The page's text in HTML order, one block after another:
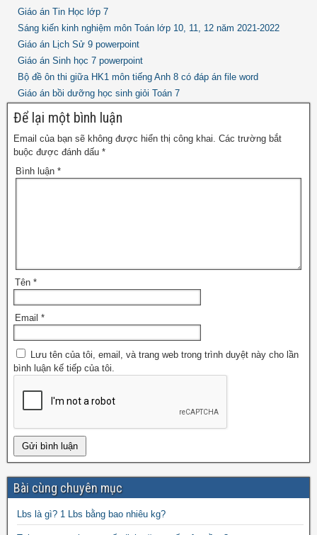
Giáo án Tin Học lớp 7
Sáng kiến kinh nghiệm môn Toán lớp 10, 11, 12 năm 2021-2022
Giáo án Lịch Sử 9 powerpoint
Giáo án Sinh học 7 powerpoint
Bộ đề ôn thi giữa HK1 môn tiếng Anh 8 có đáp án file word
Giáo án bồi dưỡng học sinh giỏi Toán 7
Để lại một bình luận
Email của bạn sẽ không được hiển thị công khai. Các trường bắt
buộc được đánh dấu *
Bình luận *
Tên *
Email *
Lưu tên của tôi, email, và trang web trong trình duyệt này cho lần
bình luận kế tiếp của tôi.
Bài cùng chuyên mục
Lbs là gì? 1 Lbs bằng bao nhiêu kg?